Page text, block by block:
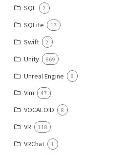
SQL 2
SQLite 17
Swift 2
Unity 869
Unreal Engine 9
Vim 47
VOCALOID 8
VR 118
VRChat 1